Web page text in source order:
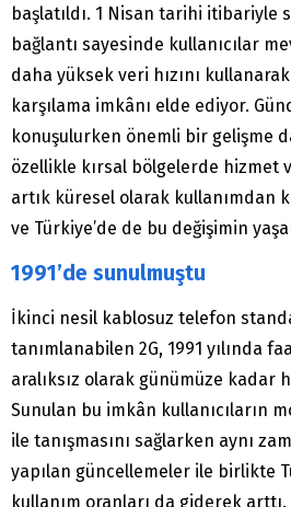
başlatıldı. 1 Nisan tarihi itibariyle
bağlantı sayesinde kullanıcılar
daha yüksek veri hızını
karşılama imkânı elde ediyor.
konuşulurken önemli bir gelişme
özellikle kırsal bölgelerde hizmet
artık küresel olarak kullanımdan
ve Türkiye’de de bu değişimin
1991’de sunulmuştu
İkinci nesil kablosuz telefon
tanımlanabilen 2G, 1991 yılında
aralıksız olarak günümüze kadar
Sunulan bu imkân kullanıcıların
ile tanışmasını sağlarken aynı
yapılan güncellemeler ile birlikte
kullanım oranları da giderek arttı.